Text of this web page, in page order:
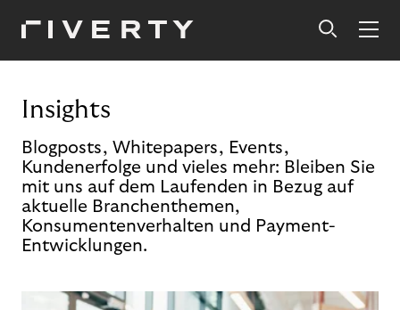
Insights
Blogposts, Whitepapers, Events,
Kundenerfolge und vieles mehr: Bleiben Sie
mit uns auf dem Laufenden in Bezug auf
aktuelle Branchenthemen,
Konsumentenverhalten und Payment-
Entwicklungen.